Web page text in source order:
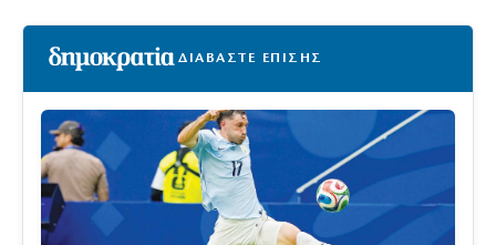
ΔΙΑΒΑΣΤΕ ΕΠΙΣΗΣ